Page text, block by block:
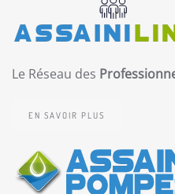
Le Réseau des
EN SAVOIR PLUS